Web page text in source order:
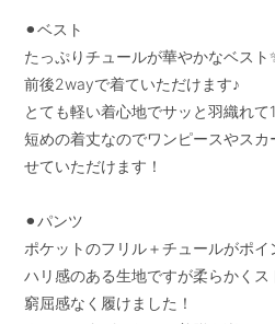
⚫︎ベスト
たっぷりチュールが華やかなベスト
前後2wayで着ていただけます♪
とても軽い着心地でサッと羽織れて
短めの着丈なのでワンピースやス
せていただけます！
⚫︎パンツ
ポケットのフリル＋チュールがポイ
ハリ感のある生地ですが柔らかく
窮屈感なく履けました！